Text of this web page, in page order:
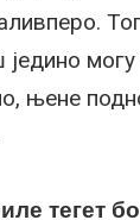
њене
тегет